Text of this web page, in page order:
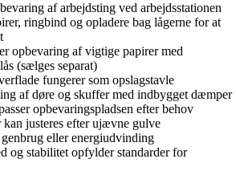
af arbejdsting ved arbejdsstationen
ringbind og opladere bag lågerne for at
opbevaring af vigtige papirer med
(sælges separat)
fungerer som opslagstavle
af døre og skuffer med indbygget dæmper
opbevaringspladsen efter behov
kan justeres efter ujævne gulve
eller energiudvinding
og stabilitet opfylder standarder for